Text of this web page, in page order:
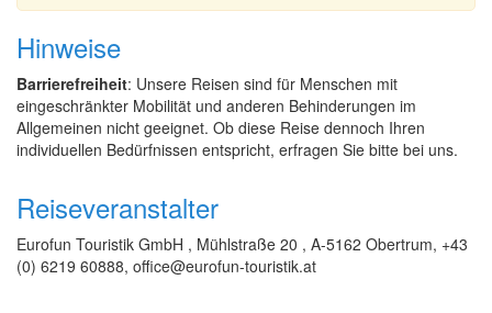
Hinweise
Barrierefreiheit: Unsere Reisen sind für Menschen mit
eingeschränkter Mobilität und anderen Behinderungen im
Allgemeinen nicht geeignet. Ob diese Reise dennoch Ihren
individuellen Bedürfnissen entspricht, erfragen Sie bitte bei uns.
Reiseveranstalter
Eurofun Touristik GmbH , Mühlstraße 20 , A-5162 Obertrum, +43
(0) 6219 60888, office@eurofun-touristik.at